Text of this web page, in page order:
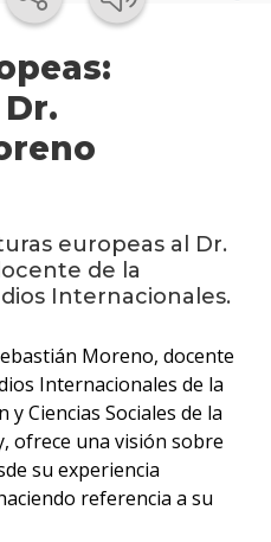
en
europeas al Dr.
de la
Internacionales.
Moreno, docente
Internacionales de la
Ciencias Sociales de la
ofrece una visión sobre
su experiencia
referencia a su